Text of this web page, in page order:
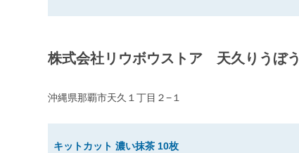
株式会社リウボウストア 天久りうぼう
沖縄県那覇市天久１丁目２−１
キットカット 濃い抹茶 10枚